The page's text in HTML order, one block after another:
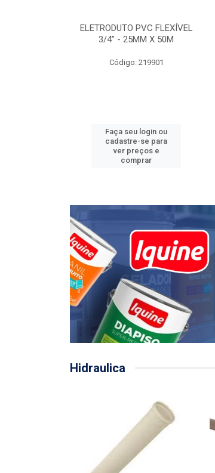
ELETRODUTO PVC FLEXÍVEL
3/4” - 25MM X 50M
Código: 219901
Faça seu login ou
cadastre-se para
ver preços e
comprar
Hidraulica